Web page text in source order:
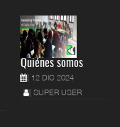
Quiénes somos
12 DIC 2024
SUPER USER